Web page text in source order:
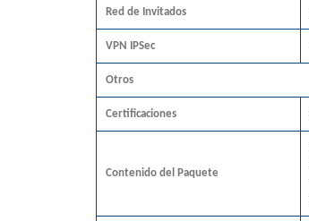
Red de Invitados
VPN IPSec
Otros
Certificaciones
Contenido del Paquete